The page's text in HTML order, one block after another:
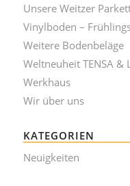
Unsere Weitzer
Vinylboden –
Weitere Bodenbeläge
Weltneuheit TENSA &
Werkhaus
Wir über uns
KATEGORIEN
Neuigkeiten